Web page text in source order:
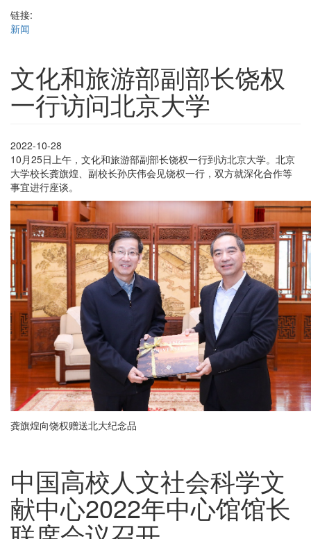
链接:
新闻
文化和旅游部副部长饶权
一行访问北京大学
2022-10-28
10月25日上午，文化和旅游部副部长饶权一行到访北京大学。北京
大学校长龚旗煌、副校长孙庆伟会见饶权一行，双方就深化合作等
事宜进行座谈。
龚旗煌向饶权赠送北大纪念品
中国高校人文社会科学文
献中心2022年中心馆馆长